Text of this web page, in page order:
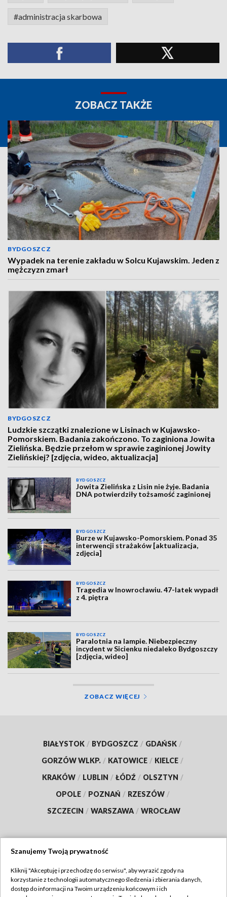
#administracja skarbowa
ZOBACZ TAKŻE
BYDGOSZCZ
Wypadek na terenie zakładu w Solcu Kujawskim. Jeden z
mężczyzn zmarł
BYDGOSZCZ
Ludzkie szczątki znalezione w Lisinach w Kujawsko-
Pomorskiem. Badania zakończono. To zaginiona Jowita
Zielińska. Będzie przełom w sprawie zaginionej Jowity
Zielińskiej? [zdjęcia, wideo, aktualizacja]
BYDGOSZCZ
Jowita Zielińska z Lisin nie żyje. Badania
DNA potwierdziły tożsamość zaginionej
BYDGOSZCZ
Burze w Kujawsko-Pomorskiem. Ponad 35
interwencji strażaków [aktualizacja,
zdjęcia]
BYDGOSZCZ
Tragedia w Inowrocławiu. 47-latek wypadł
z 4. piętra
BYDGOSZCZ
Paralotnia na lampie. Niebezpieczny
incydent w Sicienku niedaleko Bydgoszczy
[zdjęcia, wideo]
ZOBACZ WIĘCEJ
BIAŁYSTOK / BYDGOSZCZ / GDAŃSK /
GORZÓW WLKP. / KATOWICE / KIELCE /
KRAKÓW / LUBLIN / ŁÓDŹ / OLSZTYN /
OPOLE / POZNAŃ / RZESZÓW /
SZCZECIN / WARSZAWA / WROCŁAW
TVP
Szanujemy Twoją prywatność
Kliknij "Akceptuję i przechodzę do serwisu", aby wyrazić zgody na
korzystanie z technologii automatycznego śledzenia i zbierania danych,
dostęp do informacji na Twoim urządzeniu końcowym i ich